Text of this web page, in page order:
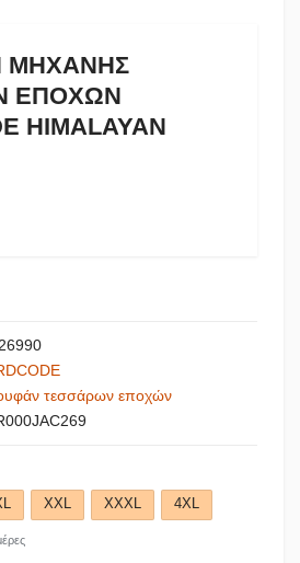
ΜΗΧΑΝΗΣ
ΕΠΟΧΩΝ
HIMALAYAN
τεσσάρων εποχών
XXL XXXL 4XL